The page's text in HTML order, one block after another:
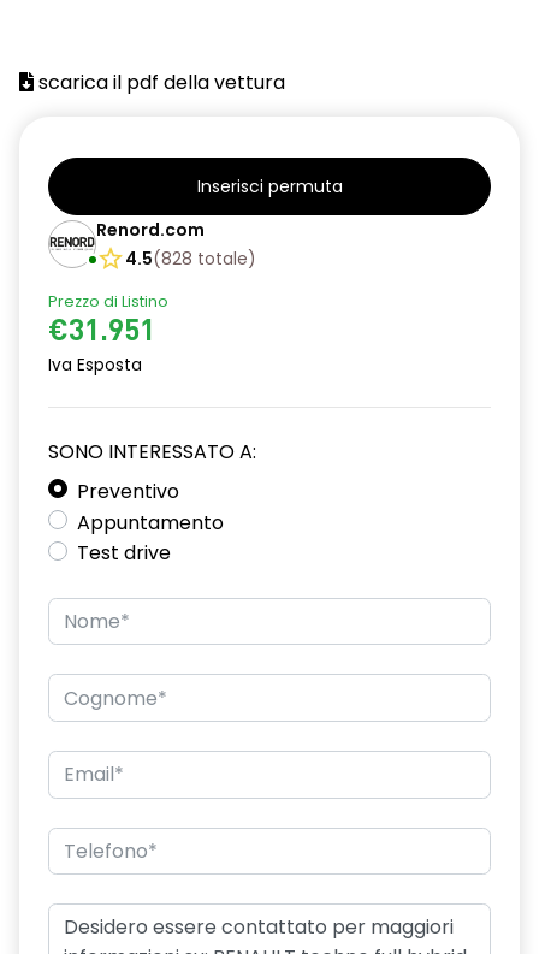
cartografia standard
climatizzatore automatico
criterio tecnico per tetto panoramico
design cerchi in lega da 18'' diamantati black hole
disattivazione ADAS
distance warning avviso distanza di sicurezza
doppio fondo bagagliaio
driver display 10''
eCall funzionalità soggetta a copertura di rete;
compatibilità 2G/3G o 4G/5G a seconda del veicolo
mantenimento della corsia
fari posteriori FULL LED 3D con firma luminosa dinamica C-
SHAPE
frecce di direzione
freno di stazionamento elettrico con funzione Auto-Hold
gas climatizzatore 1234YF
HARM02
scarica il pdf della vettura
Inserisci permuta
Renord.com
4.5(828 totale)
Prezzo di Listino
€31.951
Iva Esposta
SONO INTERESSATO A:
Preventivo
Appuntamento
Test drive